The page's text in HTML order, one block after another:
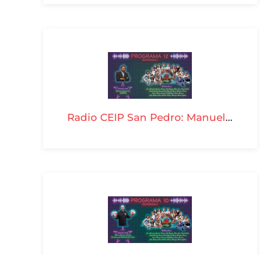
Radio CEIP San Pedro: Manuel Cardeña -T04-P12